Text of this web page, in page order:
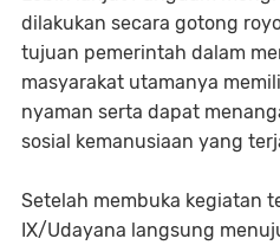
dilakukan secara gotong
tujuan pemerintah dalam
masyarakat utamanya
nyaman serta dapat
sosial kemanusiaan yang
Setelah membuka kegiatan
IX/Udayana langsung